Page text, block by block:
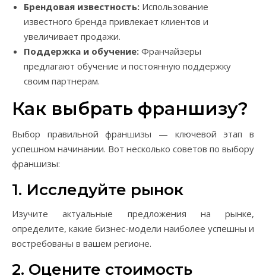
Брендовая известность: Использование
известного бренда привлекает клиентов и
увеличивает продажи.
Поддержка и обучение: Франчайзеры
предлагают обучение и постоянную поддержку
своим партнерам.
Как выбрать франшизу?
Выбор правильной франшизы — ключевой этап в
успешном начинании. Вот несколько советов по выбору
франшизы:
1. Исследуйте рынок
Изучите актуальные предложения на рынке,
определите, какие бизнес-модели наиболее успешны и
востребованы в вашем регионе.
2. Оцените стоимость